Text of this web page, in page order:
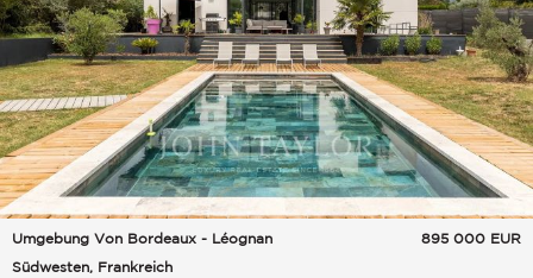
Umgebung Von Bordeaux - Léognan
Südwesten, Frankreich
895 000 EUR